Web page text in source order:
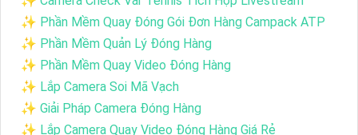
✨ Phần Mềm Quay Đóng Gói Đơn Hàng Campack ATP
✨ Phần Mềm Quản Lý Đóng Hàng
✨ Phần Mềm Quay Video Đóng Hàng
✨ Lắp Camera Soi Mã Vạch
✨ Giải Pháp Camera Đóng Hàng
✨ Lắp Camera Quay Video Đóng Hàng Giá Rẻ